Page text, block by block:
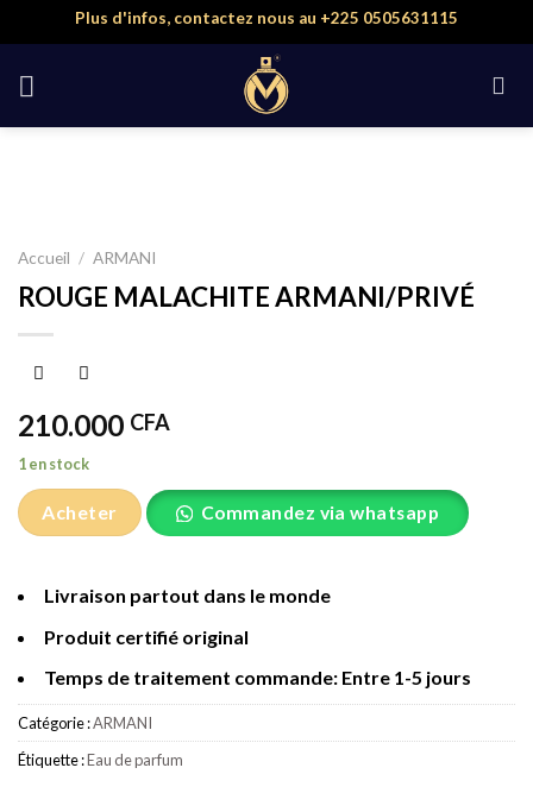
to
content
Plus d'infos, contactez nous au +225 0505631115
Accueil / ARMANI
ROUGE MALACHITE ARMANI/PRIVÉ
210.000 CFA
1 en stock
Acheter Commandez via whatsapp
Livraison partout dans le monde
Produit certifié original
Temps de traitement commande: Entre 1-5 jours
Catégorie :ARMANI
Étiquette :Eau de parfum